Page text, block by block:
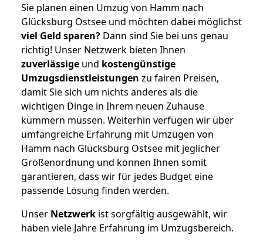
Sie planen einen Umzug von Hamm nach
Glücksburg Ostsee und möchten dabei möglichst
viel Geld sparen? Dann sind Sie bei uns genau
richtig! Unser Netzwerk bieten Ihnen
zuverlässige und kostengünstige
Umzugsdienstleistungen zu fairen Preisen,
damit Sie sich um nichts anderes als die
wichtigen Dinge in Ihrem neuen Zuhause
kümmern müssen. Weiterhin verfügen wir über
umfangreiche Erfahrung mit Umzügen von
Hamm nach Glücksburg Ostsee mit jeglicher
Größenordnung und können Ihnen somit
garantieren, dass wir für jedes Budget eine
passende Lösung finden werden.
Unser Netzwerk ist sorgfältig ausgewählt, wir
haben viele Jahre Erfahrung im Umzugsbereich.